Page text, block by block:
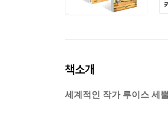
책소개
세계적인 작가 루이스 세